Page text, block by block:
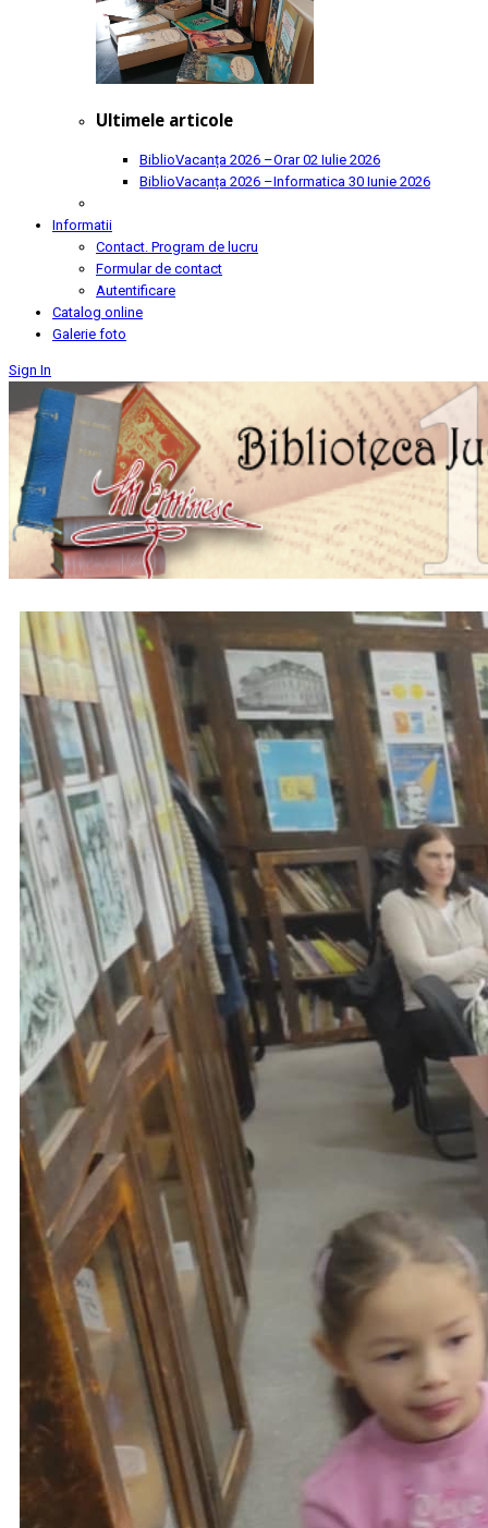
Ultimele articole
BiblioVacanța 2026 –Orar02 Iulie 2026
BiblioVacanța 2026 –Informatica 30 Iunie 2026
Informatii
Contact. Program de lucru
Formular de contact
Autentificare
Catalog online
Galerie foto
Sign In